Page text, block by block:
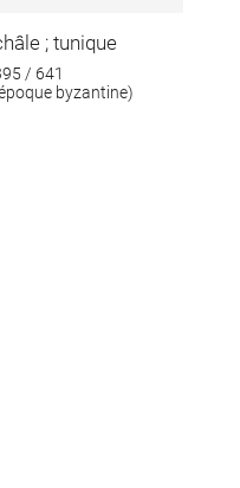
; tunique
/ 641
byzantine)